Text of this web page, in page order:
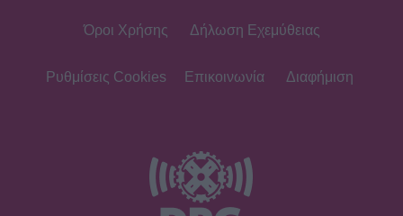
Κρήτη! Η Σίσσυ Χρηστίδου
Η «πραγματική πολυτέλεια» της
Βαλαβάνη μέσα από το πιο
Όροι Χρήσης Δήλωση Εχεμύθειας
Ρυθμίσεις Cookies Επικοινωνία Διαφήμιση